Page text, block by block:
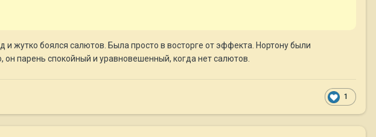
жутко боялся салютов. Была просто в восторге от эффекта. Нортону были
парень спокойный и уравновешенный, когда нет салютов.
1